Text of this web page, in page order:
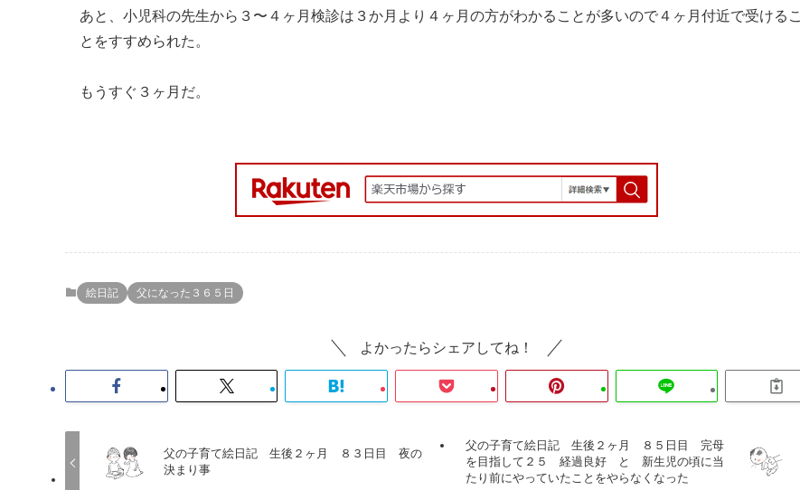
あと、小児科の先生から３〜４ヶ月検診は３か月より４ヶ月の方がわかることが多いので４ヶ月付近で受けるこ
とをすすめられた。
もうすぐ３ヶ月だ。
絵日記 父になった３６５日
よかったらシェアしてね！
父の子育て絵日記 生後２ヶ月 ８３日目 夜の
決まり事
父の子育て絵日記 生後２ヶ月 ８５日目 完母
を目指して２５ 経過良好 と 新生児の頃に当
たり前にやっていたことをやらなくなった